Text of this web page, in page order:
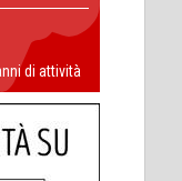
di attività